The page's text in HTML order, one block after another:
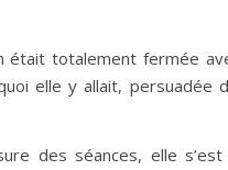
était totalement fermée
elle y allait, persuadée
des séances, elle